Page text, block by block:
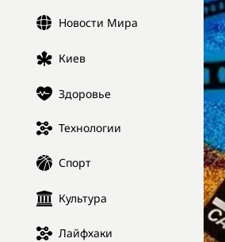
Новости Мира
Киев
Здоровье
Технологии
Спорт
Культура
Лайфхаки